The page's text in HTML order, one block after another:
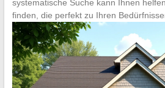
systematische Suche kann Ihnen
finden, die perfekt zu Ihren